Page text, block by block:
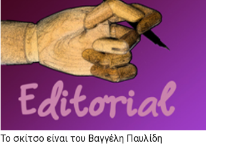
Το σκίτσο είναι του Βαγγέλη Παυλίδη